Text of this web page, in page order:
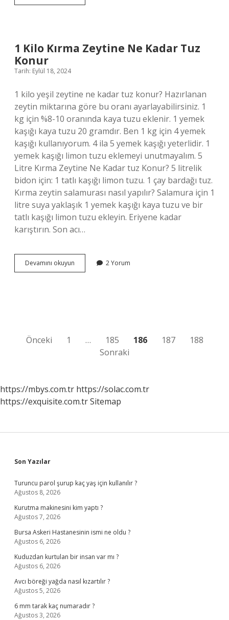
Nerelerde
1 Kilo Kırma Zeytine Ne Kadar Tuz
Konur
Tarih: Eylül 18, 2024
1 kilo yeşil zeytine ne kadar tuz konur? Hazırlanan
zeytin miktarına göre bu oranı ayarlayabilirsiniz. 1
kg için %8-10 oranında kaya tuzu eklenir. 1 yemek
kaşığı kaya tuzu 20 gramdır. Ben 1 kg için 4 yemek
kaşığı kullanıyorum. 4 ila 5 yemek kaşığı yeterlidir. 1
yemek kaşığı limon tuzu eklemeyi unutmayalım. 5
Litre Kırma Zeytine Ne Kadar tuz Konur? 5 litrelik
bidon için: 1 tatlı kaşığı limon tuzu. 1 çay bardağı tuz.
Kırma zeytin salamurası nasıl yapılır? Salamura için 1
litre suya yaklaşık 1 yemek kaşığı kaya tuzu ve bir
tatlı kaşığı limon tuzu ekleyin. Eriyene kadar
karıştırın. Son acı…
Devamını okuyun
Kilo
2 Yorum
Yazı
Önceki 1 … 185 186 187
188
Sonraki
https://mbys.com.tr https://solac.com.tr
https://exquisite.com.trSitemap
Sidebar
Son Yazılar
Turuncu parol şurup kaç yaş için kullanılır ?
Ağustos 8, 2026
Kurutma makinesini kim yaptı ?
Ağustos 7, 2026
Bursa Askeri Hastanesinin ismi ne oldu ?
Ağustos 6, 2026
Kuduzdan kurtulan bir insan var mı ?
Ağustos 6, 2026
Avcı böreği yağda nasıl kızartılır ?
Ağustos 5, 2026
6 mm tarak kaç numaradır ?
Ağustos 3, 2026